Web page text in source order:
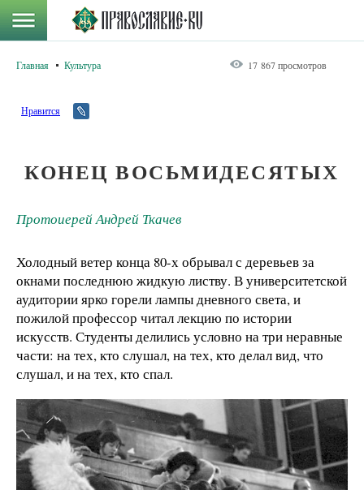
Главная Культура 17 867 просмотров
Нравится
КОНЕЦ ВОСЬМИДЕСЯТЫХ
Протоиерей Андрей Ткачев
Холодный ветер конца 80-х обрывал с деревьев за
окнами последнюю жидкую листву. В университетской
аудитории ярко горели лампы дневного света, и
пожилой профессор читал лекцию по истории
искусств. Студенты делились условно на три неравные
части: на тех, кто слушал, на тех, кто делал вид, что
слушал, и на тех, кто спал.